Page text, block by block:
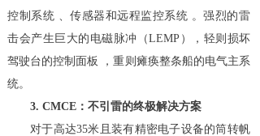
控制系统 、传感器和远程监控系统 。强烈的雷
击会产生巨大的电磁脉冲（LEMP），轻则损坏
驾驶台的控制面板 ，重则瘫痪整条船的电气主系
统。
3. CMCE：不引雷的终极解决方案
对于高达35米且装有精密电子设备的筒转帆